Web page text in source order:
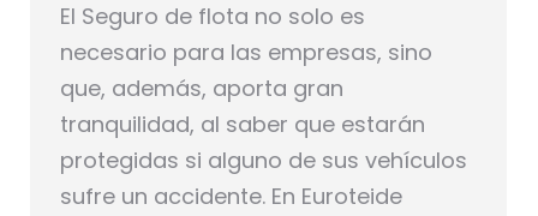
El Seguro de flota no solo es
necesario para las empresas, sino
que, además, aporta gran
tranquilidad, al saber que estarán
protegidas si alguno de sus vehículos
sufre un accidente. En Euroteide